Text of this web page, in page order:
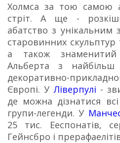
Холмса за тою самою
стріт.А ще -
абатство з унікальним
старовинних скульптур
а також знаменитий
Альберта з
декоративно-
Європі.УЛіверпулі -
де можна дізнатися
групи-легенди.У
25 тис. Ееспонатів,
Гейнсбро і